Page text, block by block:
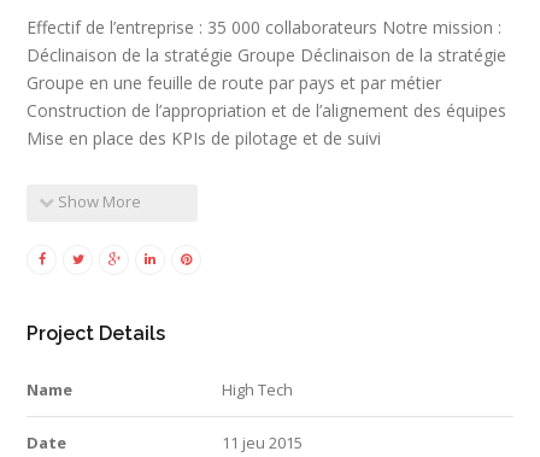
Effectif de l’entreprise : 35 000 collaborateurs Notre mission :
Déclinaison de la stratégie Groupe Déclinaison de la stratégie
Groupe en une feuille de route par pays et par métier
Construction de l’appropriation et de l’alignement des équipes
Mise en place des KPIs de pilotage et de suivi
Show More
Project Details
Name High Tech
Date 11 jeu 2015